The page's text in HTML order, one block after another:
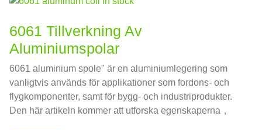
6061 Tillverkning Av
Aluminiumspolar
6061 aluminium spole" är en aluminiumlegering som
vanligtvis används för applikationer som fordons- och
flygkomponenter, samt för bygg- och industriprodukter.
Den här artikeln kommer att utforska egenskaperna，